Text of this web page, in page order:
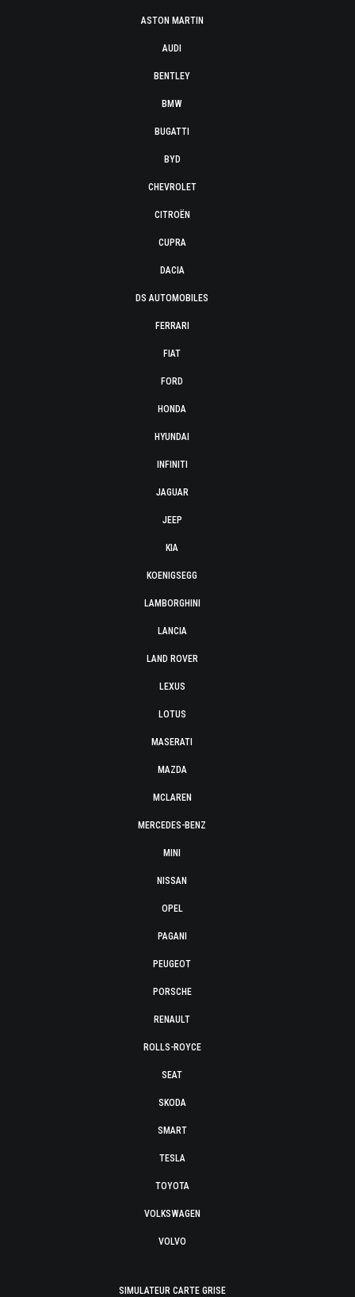
ASTON MARTIN
AUDI
BENTLEY
BMW
BUGATTI
BYD
CHEVROLET
CITROËN
CUPRA
DACIA
DS AUTOMOBILES
FERRARI
FIAT
FORD
HONDA
HYUNDAI
INFINITI
JAGUAR
JEEP
KIA
KOENIGSEGG
LAMBORGHINI
LANCIA
LAND ROVER
LEXUS
LOTUS
MASERATI
MAZDA
MCLAREN
MERCEDES-BENZ
MINI
NISSAN
OPEL
PAGANI
PEUGEOT
PORSCHE
RENAULT
ROLLS-ROYCE
SEAT
SKODA
SMART
TESLA
TOYOTA
VOLKSWAGEN
VOLVO
SIMULATEUR CARTE GRISE